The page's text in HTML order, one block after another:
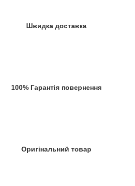
Швидка доставка
100% Гарантія повернення
Оригінальний товар